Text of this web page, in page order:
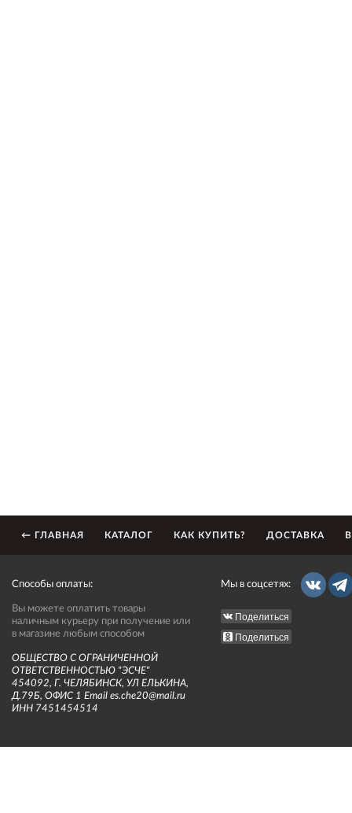
← ГЛАВНАЯ КАТАЛОГ КАК КУПИТЬ? ДОСТАВКА
Способы оплаты:
Вы можете оплатить товары
наличным курьеру при получение или
в магазине любым способом
ОБЩЕСТВО С ОГРАНИЧЕННОЙ
ОТВЕТСТВЕННОСТЬЮ "ЭСЧЕ"
454092, Г. ЧЕЛЯБИНСК, УЛ ЕЛЬКИНА,
Д.79Б, ОФИС 1 Email es.che20@mail.ru
ИНН 7451454514
Мы в соцсетях:
Поделиться
Поделиться